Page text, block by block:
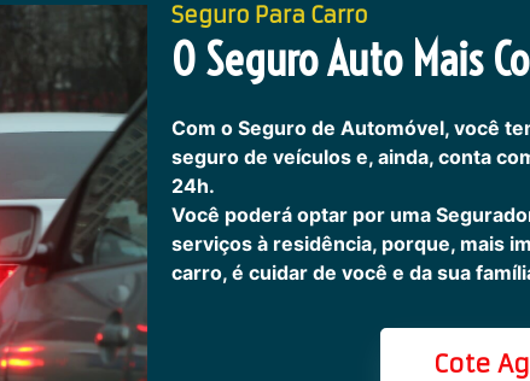
Seguro Para Carro
O Seguro Auto Mais
Com o Seguro de Automóvel, você
seguro de veículos e, ainda, conta
24h.
Você poderá optar por uma
serviços à residência, porque, mais
carro, é cuidar de você e da sua
Cote